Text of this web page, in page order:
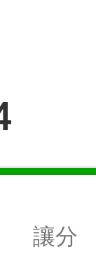
讓分